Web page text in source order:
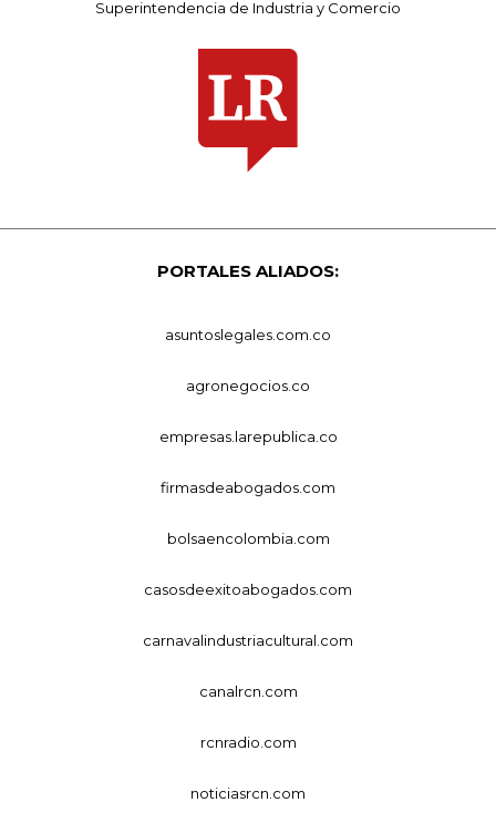
Superintendencia de Industria y Comercio
PORTALES ALIADOS:
asuntoslegales.com.co
agronegocios.co
empresas.larepublica.co
firmasdeabogados.com
bolsaencolombia.com
casosdeexitoabogados.com
carnavalindustriacultural.com
canalrcn.com
rcnradio.com
noticiasrcn.com